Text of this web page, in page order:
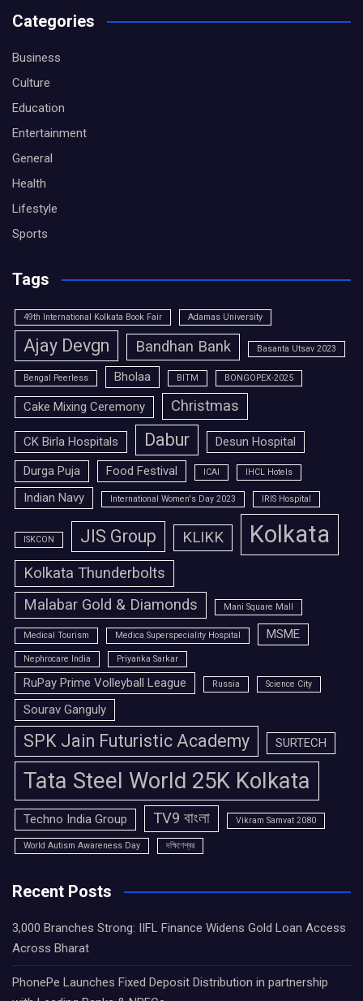
Categories
Business
Culture
Education
Entertainment
General
Health
Lifestyle
Sports
Tags
49th International Kolkata Book Fair Adamas University
Ajay Devgn Bandhan Bank Basanta Utsav 2023
Bengal Peerless Bholaa BITM BONGOPEX-2025
Cake Mixing Ceremony Christmas
CK Birla Hospitals Dabur
Desun Hospital
Durga Puja
Food Festival ICAI IHCL Hotels
Indian Navy International Women's Day 2023 IRIS Hospital
ISKCON JIS Group KLIKK Kolkata
Kolkata Thunderbolts
Malabar Gold & Diamonds
Mani Square Mall
Medical Tourism Medica Superspeciality Hospital MSME
Nephrocare India Priyanka Sarkar
RuPay Prime Volleyball League Russia Science City
Sourav Ganguly
SPK Jain Futuristic Academy SURTECH
Tata Steel World 25K Kolkata
Techno India Group TV9 বাংলা Vikram Samvat 2080
World Autism Awareness Day দক্ষিণেশ্বর
Recent Posts
3,000 Branches Strong: IIFL Finance Widens Gold Loan Access
Across Bharat
PhonePe Launches Fixed Deposit Distribution in partnership